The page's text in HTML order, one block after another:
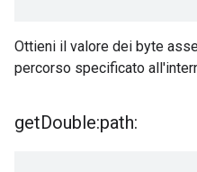
Ottieni il valore dei byte
percorso specificato
getDouble:path: